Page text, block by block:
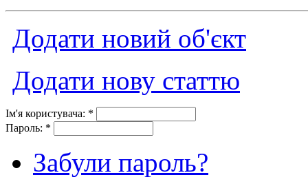
Додати новий об'єкт
Додати нову статтю
Ім'я користувача: *
Пароль: *
Забули пароль?